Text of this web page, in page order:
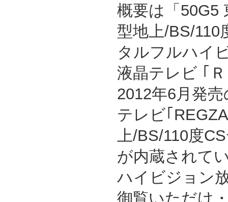
概要は「50G5
型地上/BS/110
タルフルハイ
液晶テレビ ｢
2012年6月発
テレビ｢
上/BS/110度
が内蔵されて
ハイビジョン
御覧いただけ